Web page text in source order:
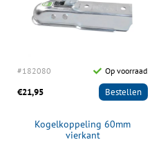
#182080 Op voorraad
€21,95 Bestellen
Kogelkoppeling 60mm
vierkant